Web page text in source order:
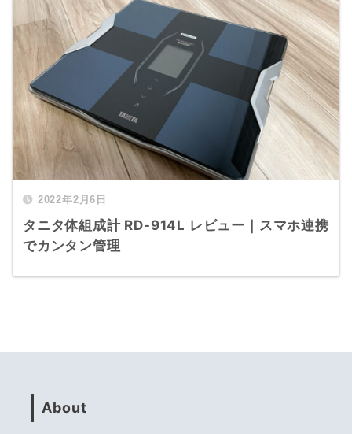
2022年2月6日
タニタ体組成計 RD-914L レビュー｜スマホ連携
でカンタン管理
About